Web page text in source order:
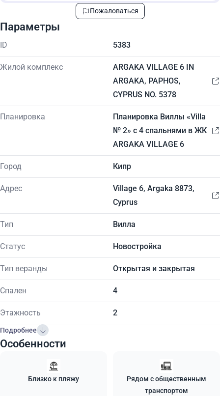
Пожаловаться
Параметры
ID 5383
Жилой комплекс
ARGAKA VILLAGE 6 IN
ARGAKA, PAPHOS,
CYPRUS NO. 5378
Планировка
Планировка Виллы «Villa
№ 2» с 4 спальнями в ЖК
ARGAKA VILLAGE 6
Город Кипр
Адрес
Village 6, Argaka 8873,
Cyprus
Тип Вилла
Статус Новостройка
Тип веранды Открытая и закрытая
Спален 4
Этажность 2
Подробнее
Особенности
Близко к пляжу
Рядом с общественным
транспортом